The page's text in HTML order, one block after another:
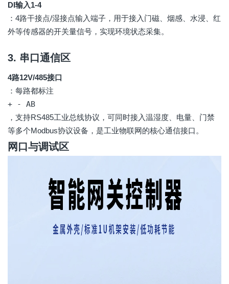
DI输入1-4
：4路干接点/湿接点输入端子，用于接入门磁、烟感、水浸、红
外等传感器的开关量信号，实现环境状态采集。
3. 串口通信区
4路12V/485接口
：每路都标注
+ - AB
，支持RS485工业总线协议，可同时接入温湿度、电量、门禁
等多个Modbus协议设备，是工业物联网的核心通信接口。
网口与调试区